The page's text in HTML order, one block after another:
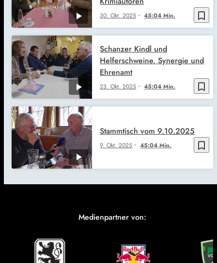
bookmark_border
30. Okt. 2025 45:04 Min.
bookmark_border
23. Okt. 2025 45:04 Min.
Schanzer Kindl und
Helferschweine, Synergie und
Ehrenamt
bookmark_border
9. Okt. 2025 45:04 Min.
Stammtisch vom 9.10.2025
Medienpartner von: